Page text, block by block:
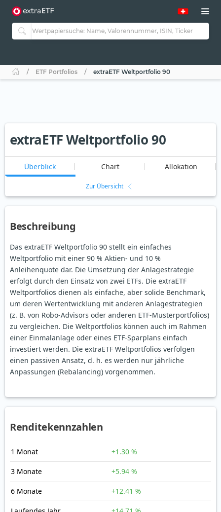
ETF Portfolios extraETF Weltportfolio 90
extraETF Weltportfolio 90
Überblick Chart Allokation
Zur Übersicht
Beschreibung
Das extraETF Weltportfolio 90 stellt ein einfaches
Weltportfolio mit einer 90 % Aktien- und 10 %
Anleihenquote dar. Die Umsetzung der Anlagestrategie
erfolgt durch den Einsatz von zwei ETFs. Die extraETF
Weltportfolios dienen als einfache, aber solide Benchmark,
um deren Wertentwicklung mit anderen Anlagestrategien
(z. B. von Robo-Advisors oder anderen ETF-Musterportfolios)
zu vergleichen. Die Weltportfolios können auch im Rahmen
einer Einmalanlage oder eines ETF-Sparplans einfach
investiert werden. Die extraETF Weltportfolios verfolgen
einen passiven Ansatz, d. h. es werden nur jährliche
Anpassungen (Rebalancing) vorgenommen.
Renditekennzahlen
1 Monat +1.30 %
3 Monate +5.94 %
6 Monate +12.41 %